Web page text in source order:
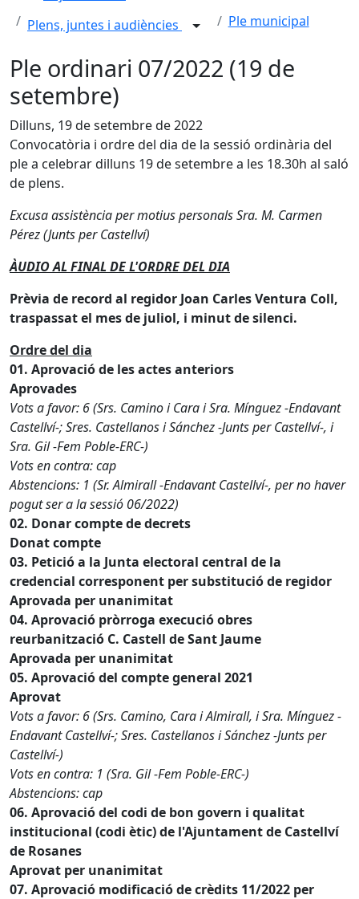
Plens, juntes i audiències
Ple municipal
Ple ordinari 07/2022 (19 de
setembre)
Dilluns, 19 de setembre de 2022
Convocatòria i ordre del dia de la sessió ordinària del
ple a celebrar dilluns 19 de setembre a les 18.30h al saló
de plens.
Excusa assistència per motius personals Sra. M. Carmen
Pérez (Junts per Castellví)
ÀUDIO AL FINAL DE L'ORDRE DEL DIA
Prèvia de record al regidor Joan Carles Ventura Coll,
traspassat el mes de juliol, i minut de silenci.
Ordre del dia
01. Aprovació de les actes anteriors
Aprovades
Vots a favor: 6 (Srs. Camino i Cara i Sra. Mínguez -Endavant
Castellví-; Sres. Castellanos i Sánchez -Junts per Castellví-, i
Sra. Gil -Fem Poble-ERC-)
Vots en contra: cap
Abstencions: 1 (Sr. Almirall -Endavant Castellví-, per no haver
pogut ser a la sessió 06/2022)
02. Donar compte de decrets
Donat compte
03. Petició a la Junta electoral central de la
credencial corresponent per substitució de regidor
Aprovada per unanimitat
04. Aprovació pròrroga execució obres
reurbanització C. Castell de Sant Jaume
Aprovada per unanimitat
05. Aprovació del compte general 2021
Aprovat
Vots a favor: 6 (Srs. Camino, Cara i Almirall, i Sra. Mínguez -
Endavant Castellví-; Sres. Castellanos i Sánchez -Junts per
Castellví-)
Vots en contra: 1 (Sra. Gil -Fem Poble-ERC-)
Abstencions: cap
06. Aprovació del codi de bon govern i qualitat
institucional (codi ètic) de l'Ajuntament de Castellví
de Rosanes
Aprovat per unanimitat
07. Aprovació modificació de crèdits 11/2022 per